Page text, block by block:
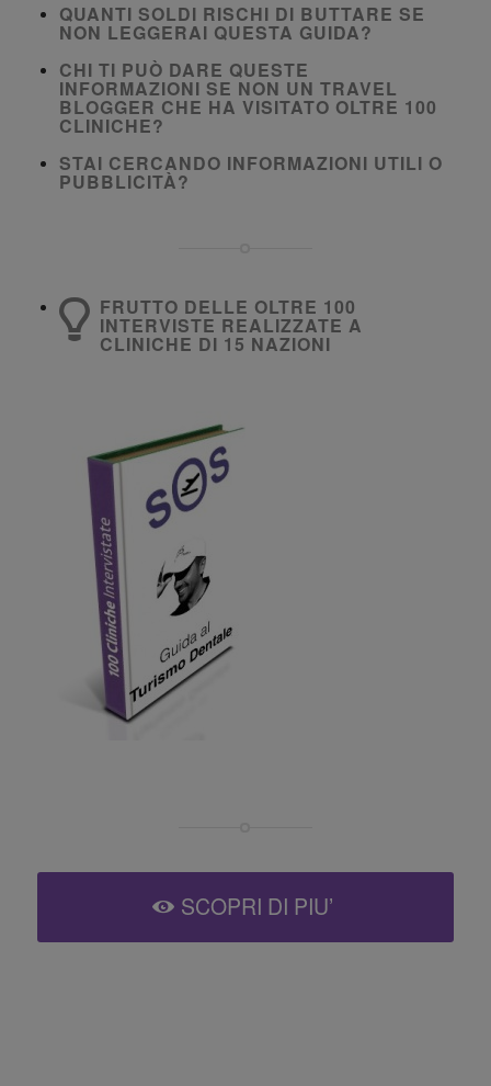
QUANTI SOLDI RISCHI DI BUTTARE SE
NON LEGGERAI QUESTA GUIDA?
CHI TI PUÒ DARE QUESTE
INFORMAZIONI SE NON UN TRAVEL
BLOGGER CHE HA VISITATO OLTRE 100
CLINICHE?
STAI CERCANDO INFORMAZIONI UTILI O
PUBBLICITÀ?
FRUTTO DELLE OLTRE 100
INTERVISTE REALIZZATE A
CLINICHE DI 15 NAZIONI
SCOPRI DI PIU’